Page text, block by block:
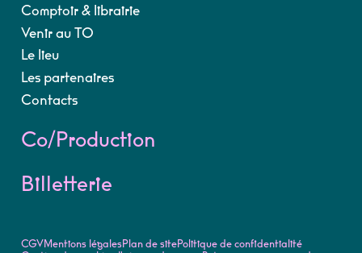
Comptoir & librairie
Venir au TO
Le lieu
Les partenaires
Contacts
Co/Production
Billetterie
CGV Mentions légalesPlan de sitePolitique de confidentialité